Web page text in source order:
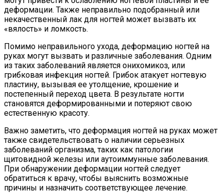
деформации. Также неправильно подобранный или
некачественный лак для ногтей может вызвать их
«вялость» и ломкость.
Помимо неправильного ухода, деформацию ногтей на
руках могут вызвать и различные заболевания. Одним
из таких заболеваний является онихомикоз, или
грибковая инфекция ногтей. Грибок атакует ногтевую
пластину, вызывая ее утолщение, крошение и
постепенный переход цвета. В результате ногти
становятся деформированными и потеряют свою
естественную красоту.
Важно заметить, что деформация ногтей на руках может
также свидетельствовать о наличии серьезных
заболеваний организма, таких как патологии
щитовидной железы или аутоиммунные заболевания.
При обнаружении деформации ногтей следует
обратиться к врачу, чтобы выяснить возможные
причины и назначить соответствующее лечение.